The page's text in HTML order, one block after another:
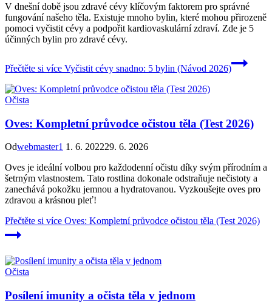
V dnešní době jsou zdravé cévy klíčovým faktorem pro správné
fungování našeho těla. Existuje mnoho bylin, které mohou přirozeně
pomoci vyčistit cévy a podpořit kardiovaskulární zdraví. Zde je 5
účinných bylin pro zdravé cévy.
Přečtěte si více Vyčistit cévy snadno: 5 bylin (Návod 2026)
Očista
Oves: Kompletní průvodce očistou těla (Test 2026)
Odwebmaster1 1. 6. 202229. 6. 2026
Oves je ideální volbou pro každodenní očistu díky svým přírodním a
šetrným vlastnostem. Tato rostlina dokonale odstraňuje nečistoty a
zanechává pokožku jemnou a hydratovanou. Vyzkoušejte oves pro
zdravou a krásnou pleť!
Přečtěte si více Oves: Kompletní průvodce očistou těla (Test 2026)
Očista
Posílení imunity a očista těla v jednom